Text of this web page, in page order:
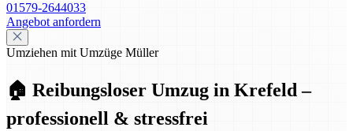
01579-2644033
Angebot anfordern
Umziehen mit Umzüge Müller
🏠 Reibungsloser Umzug in Krefeld –
professionell & stressfrei